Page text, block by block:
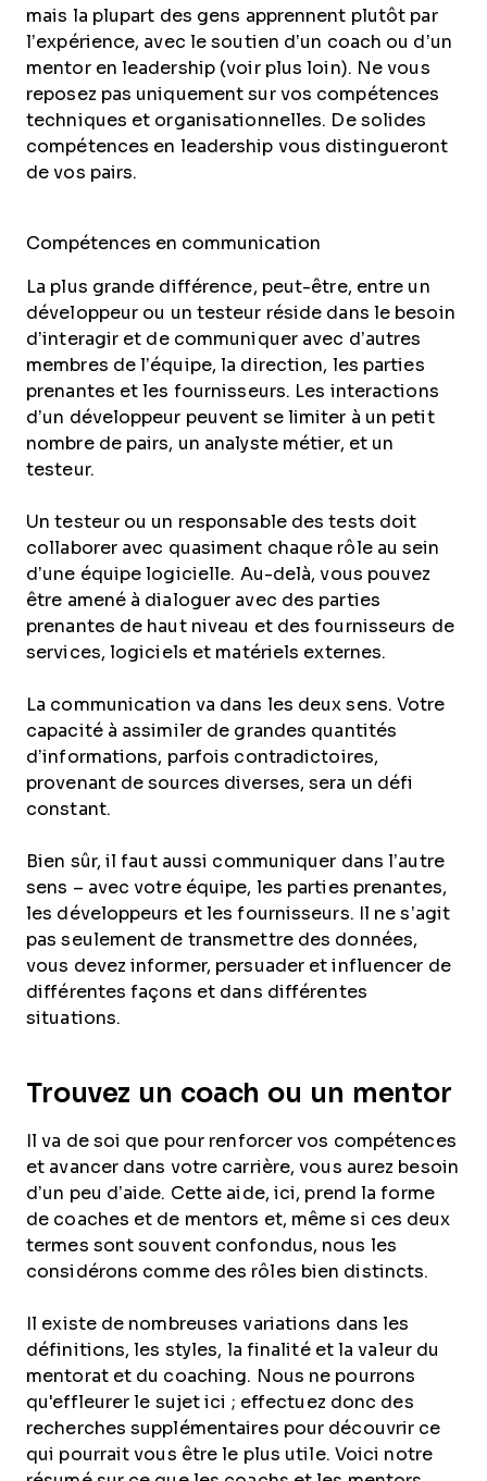
mais la plupart des gens apprennent plutôt par
l’expérience, avec le soutien d’un coach ou d’un
mentor en leadership (voir plus loin). Ne vous
reposez pas uniquement sur vos compétences
techniques et organisationnelles. De solides
compétences en leadership vous distingueront
de vos pairs.
Compétences en communication
La plus grande différence, peut-être, entre un
développeur ou un testeur réside dans le besoin
d’interagir et de communiquer avec d’autres
membres de l’équipe, la direction, les parties
prenantes et les fournisseurs. Les interactions
d’un développeur peuvent se limiter à un petit
nombre de pairs, un analyste métier, et un
testeur.
Un testeur ou un responsable des tests doit
collaborer avec quasiment chaque rôle au sein
d’une équipe logicielle. Au-delà, vous pouvez
être amené à dialoguer avec des parties
prenantes de haut niveau et des fournisseurs de
services, logiciels et matériels externes.
La communication va dans les deux sens. Votre
capacité à assimiler de grandes quantités
d’informations, parfois contradictoires,
provenant de sources diverses, sera un défi
constant.
Bien sûr, il faut aussi communiquer dans l’autre
sens – avec votre équipe, les parties prenantes,
les développeurs et les fournisseurs. Il ne s’agit
pas seulement de transmettre des données,
vous devez informer, persuader et influencer de
différentes façons et dans différentes
situations.
Trouvez un coach ou un mentor
Il va de soi que pour renforcer vos compétences
et avancer dans votre carrière, vous aurez besoin
d’un peu d’aide. Cette aide, ici, prend la forme
de coaches et de mentors et, même si ces deux
termes sont souvent confondus, nous les
considérons comme des rôles bien distincts.
Il existe de nombreuses variations dans les
définitions, les styles, la finalité et la valeur du
mentorat et du coaching. Nous ne pourrons
qu'effleurer le sujet ici ; effectuez donc des
recherches supplémentaires pour découvrir ce
qui pourrait vous être le plus utile. Voici notre